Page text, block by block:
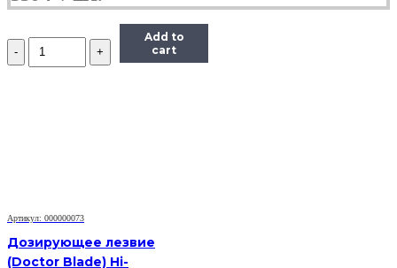
Количество
Дозирующее
Enterprise
700
M712n
Add to
cart
Артикул: 000000073
Дозирующее лезвие
(Doctor Blade) Hi-